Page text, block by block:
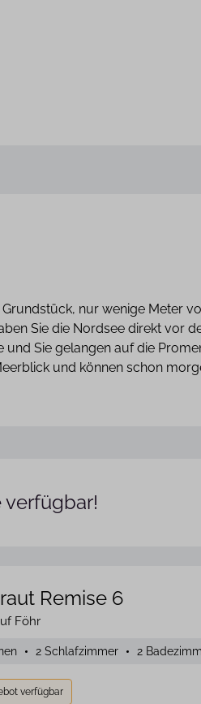
nur wenige Meter
Sie die Nordsee direkt vor
Sie gelangen auf die
und können schon
Remise 6
Föhr
2 Schlafzimmer 2